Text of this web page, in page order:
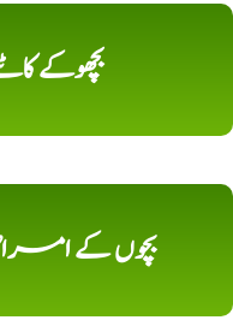
بچھوکے
بچوں کے